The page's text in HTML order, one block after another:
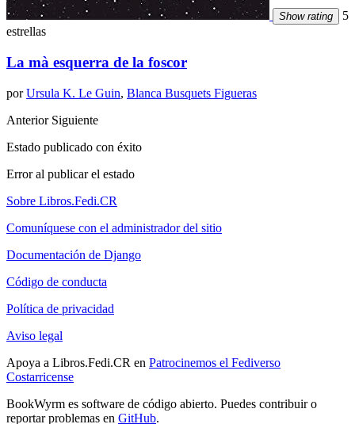
Show rating
5
estrellas
La mà esquerra de la foscor
porUrsula K. Le Guin, Blanca Busquets Figueras
Anterior Siguiente
Estado publicado con éxito
Error al publicar el estado
Sobre Libros.Fedi.CR
Comuníquese con el administrador del sitio
Documentación de Django
Código de conducta
Política de privacidad
Aviso legal
Apoya a Libros.Fedi.CR en Patrocinemos el Fediverso
Costarricense
BookWyrm es software de código abierto. Puedes contribuir o
reportar problemas en GitHub.